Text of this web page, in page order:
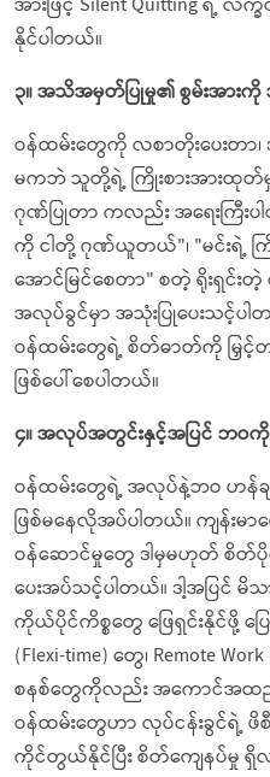
အားဖြင့် Silent Quitting ရဲ့ လ
နိုင်ပါတယ်။
၃။ အသိအမှတ်ပြုမှု၏ စွမ်းအားကို
ဝန်ထမ်းတွေကို လစာတိုးပေးတာ
မကဘဲ သူတို့ရဲ့ ကြိုးစားအားထုတ်
ဂုဏ်ပြုတာ ကလည်း အရေးကြီး
ကို ငါတို့ ဂုဏ်ယူတယ်"၊ "မင်းရဲ့ က
အောင်မြင်စေတာ" စတဲ့ ရိုးရှင်း
အလုပ်ခွင်မှာ အသုံးပြုပေးသင့်
ဝန်ထမ်းတွေရဲ့ စိတ်ဓာတ်ကို မြှင့်တင်
ဖြစ်ပေါ်စေပါတယ်။
၄။ အလုပ်အတွင်းနှင့်အပြင် ဘဝကို
ဝန်ထမ်းတွေရဲ့ အလုပ်နဲ့ဘဝ ဟန်
ဖြစ်မနေလိုအပ်ပါတယ်။ ကျန်းမာ
ဝန်ဆောင်မှုတွေ ဒါမှမဟုတ် စိတ်
ပေးအပ်သင့်ပါတယ်။ ဒါ့အပြင် မိ
ကိုယ်ပိုင်ကိစ္စတွေ ဖြေရှင်းနိုင်ဖို့
(Flexi-time) တွေ၊ Remote
စနစ်တွေကိုလည်း အကောင်အထည်
ဝန်ထမ်းတွေဟာ လုပ်ငန်းခွင်ရဲ့ ဖိ
ကိုင်တွယ်နိုင်ပြီး စိတ်ကျေနပ်မှု ရှိလ